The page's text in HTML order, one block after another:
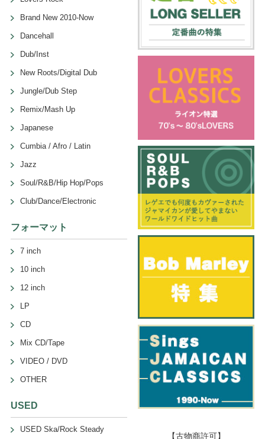
Brand New 2010-Now
Dancehall
Dub/Inst
New Roots/Digital Dub
Jungle/Dub Step
Remix/Mash Up
Japanese
Cumbia / Afro / Latin
Jazz
Soul/R&B/Hip Hop/Pops
Club/Dance/Electronic
フォーマット
7 inch
10 inch
12 inch
LP
CD
Mix CD/Tape
VIDEO / DVD
OTHER
USED
USED Ska/Rock Steady
【古物商許可】